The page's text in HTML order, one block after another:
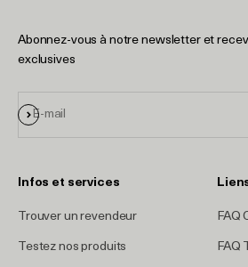
Abonnez-vous à notre newsletter et
exclusives
E-mail
S'inscrire
Infos et services
Trouver un revendeur
Testez nos produits
FAQ
FAQ